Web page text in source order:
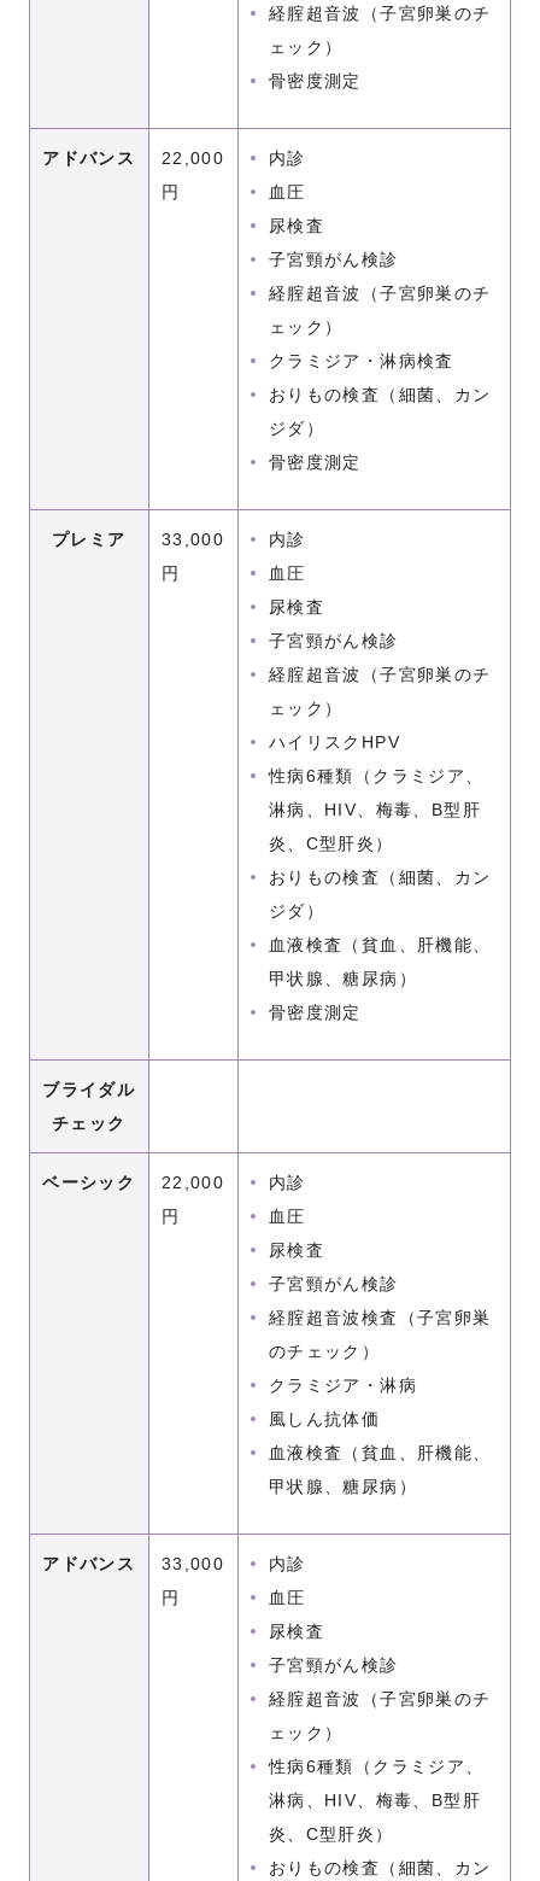
経腟超音波（子宮卵巣のチ
ェック）
骨密度測定
アドバンス
22,000
円
内診
血圧
尿検査
子宮頸がん検診
経腟超音波（子宮卵巣のチ
ェック）
クラミジア・淋病検査
おりもの検査（細菌、カン
ジダ）
骨密度測定
プレミア
33,000
円
内診
血圧
尿検査
子宮頸がん検診
経腟超音波（子宮卵巣のチ
ェック）
ハイリスクHPV
性病6種類（クラミジア、
淋病、HIV、梅毒、B型肝
炎、C型肝炎）
おりもの検査（細菌、カン
ジダ）
血液検査（貧血、肝機能、
甲状腺、糖尿病）
骨密度測定
ブライダル
チェック
ベーシック
22,000
円
内診
血圧
尿検査
子宮頸がん検診
経腟超音波検査（子宮卵巣
のチェック）
クラミジア・淋病
風しん抗体価
血液検査（貧血、肝機能、
甲状腺、糖尿病）
アドバンス
33,000
円
内診
血圧
尿検査
子宮頸がん検診
経腟超音波（子宮卵巣のチ
ェック）
性病6種類（クラミジア、
淋病、HIV、梅毒、B型肝
炎、C型肝炎）
おりもの検査（細菌、カン